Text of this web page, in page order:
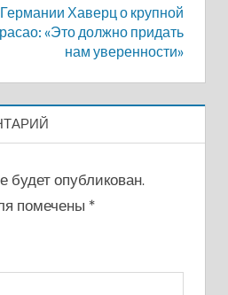
Хаверц о крупной
«Это должно придать
нам уверенности»
будет опубликован.
помечены *